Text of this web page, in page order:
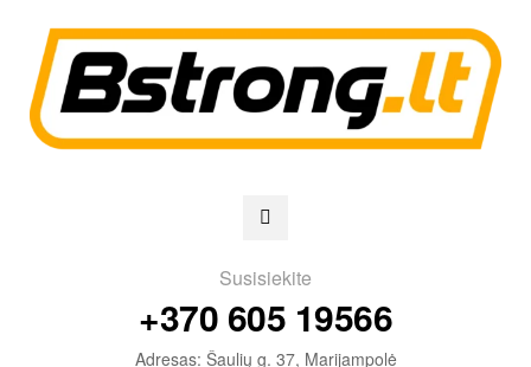
Susisiekite
+370 605 19566
Adresas: Šaulių g. 37, Marijampolė